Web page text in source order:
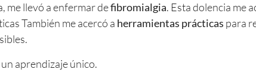
me llevó a enfermar defibromialgia. Esta dolencia me
También me acercó a herramientas prácticas para
aprendizaje único.